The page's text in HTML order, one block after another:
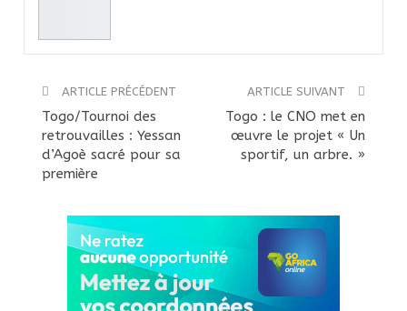
ARTICLE PRÉCÉDENT
Togo/Tournoi des
retrouvailles : Yessan
d’Agoè sacré pour sa
première
ARTICLE SUIVANT
Togo : le CNO met en
œuvre le projet « Un
sportif, un arbre. »